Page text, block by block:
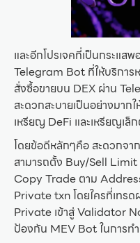
และอีกโปรเจคที่เป็นกระแส
Telegram Bot ที่ให้บริการ
สั่งซื้อขายบน DEX ผ่าน
สะดวกสะบายเป็นอย่างมาก
เหรียญ DeFi และเหรียญเล็
โดยข้อดีหลักๆคือ สะดวกจา
สามารถตั้ง Buy/Sell
Copy Trade ตาม
Private txn โดยใครที่เทร
Private เข้าสู่ Validator
ป้องกัน MEV Bot ในการท